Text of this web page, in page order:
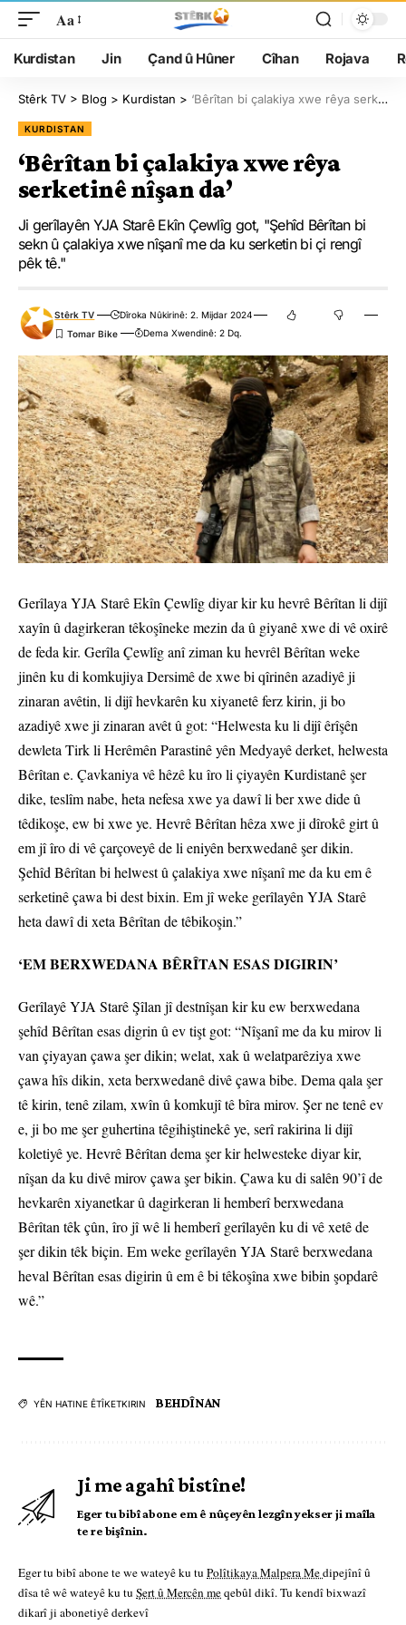
Aa
Kurdistan Jin Çand û Hûner Cîhan Rojava
Stêrk TV > Blog > Kurdistan > ‘Bêrîtan bi çalakiya xwe rêya serketinê nîşan da’
KURDISTAN
‘Bêrîtan bi çalakiya xwe rêya
serketinê nîşan da’
Ji gerîlayên YJA Starê Ekîn Çewlîg got, "Şehîd Bêrîtan bi
sekn û çalakiya xwe nîşanî me da ku serketin bi çi rengî
pêk tê."
Stêrk TV
Dîroka Nûkirinê: 2. Mijdar 2024
Dema Xwendinê: 2 Dq.
Gerîlaya YJA Starê Ekîn Çewlîg diyar kir ku hevrê Bêrîtan li dijî
xayîn û dagirkeran têkoşîneke mezin da û giyanê xwe di vê oxirê
de feda kir. Gerîla Çewlîg anî ziman ku hevrêl Bêrîtan weke
jinên ku di komkujiya Dersimê de xwe bi qîrinên azadiyê ji
zinaran avêtin, li dijî hevkarên ku xiyanetê ferz kirin, ji bo
azadiyê xwe ji zinaran avêt û got: “Helwesta ku li dijî êrîşên
dewleta Tirk li Herêmên Parastinê yên Medyayê derket, helwesta
Bêrîtan e. Çavkaniya vê hêzê ku îro li çiyayên Kurdistanê şer
dike, teslîm nabe, heta nefesa xwe ya dawî li ber xwe dide û
têdikoşe, ew bi xwe ye. Hevrê Bêrîtan hêza xwe ji dîrokê girt û
em jî îro di vê çarçoveyê de li eniyên berxwedanê şer dikin.
Şehîd Bêrîtan bi helwest û çalakiya xwe nîşanî me da ku em ê
serketinê çawa bi dest bixin. Em jî weke gerîlayên YJA Starê
heta dawî di xeta Bêrîtan de têbikoşin.”
‘EM BERXWEDANA BÊRÎTAN ESAS DIGIRIN’
Gerîlayê YJA Starê Şîlan jî destnîşan kir ku ew berxwedana
şehîd Bêrîtan esas digrin û ev tişt got: “Nîşanî me da ku mirov li
van çiyayan çawa şer dikin; welat, xak û welatparêziya xwe
çawa hîs dikin, xeta berxwedanê divê çawa bibe. Dema qala şer
tê kirin, tenê zilam, xwîn û komkujî tê bîra mirov. Şer ne tenê ev
e, ji bo me şer guhertina têgihiştinekê ye, serî rakirina li dijî
koletiyê ye. Hevrê Bêrîtan dema şer kir helwesteke diyar kir,
nîşan da ku divê mirov çawa şer bikin. Çawa ku di salên 90’î de
hevkarên xiyanetkar û dagirkeran li hemberî berxwedana
Bêrîtan têk çûn, îro jî wê li hemberî gerîlayên ku di vê xetê de
şer dikin têk biçin. Em weke gerîlayên YJA Starê berxwedana
heval Bêrîtan esas digirin û em ê bi têkoşîna xwe bibin şopdarê
wê.”
YÊN HATINE ÊTÎKETKIRIN BEHDÎNAN
Ji me agahî bistîne!
Eger tu bibî abone em ê nûçeyên lezgîn yekser ji maîla
te re bişînin.
Eger tu bibî abone te we wateyê ku tu Polîtikaya Malpera Medipejînî û
dîsa tê wê wateyê ku tu Şert û Mercên meqebûl dikî. Tu kendî bixwazî
dikarî ji abonetiyê derkevî